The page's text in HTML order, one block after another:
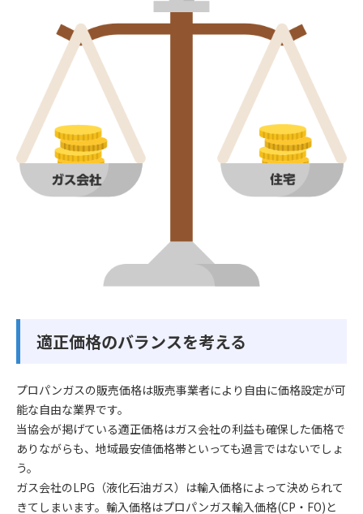
適正価格のバランスを考える
プロパンガスの販売価格は販売事業者により自由に価格設定が可
能な自由な業界です。
当協会が掲げている適正価格はガス会社の利益も確保した価格で
ありながらも、地域最安値価格帯といっても過言ではないでしょ
う。
ガス会社のLPG（液化石油ガス）は輸入価格によって決められて
きてしまいます。輸入価格はプロパンガス輸入価格(CP・FO)と